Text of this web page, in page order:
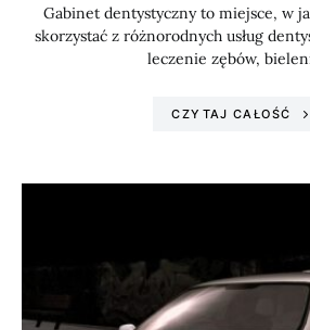
Gabinet dentystyczny to miejsce, w
skorzystać z różnorodnych usług
leczenie zębów,
CZYTAJ CAŁOŚĆ